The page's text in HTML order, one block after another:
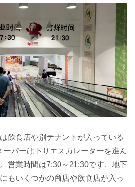
飲食店や別テナントが入っている
ーパーは下りエスカレーターを進ん
営業時間は7:30～21:30です。地下
もいくつかの商店や飲食店が入っ